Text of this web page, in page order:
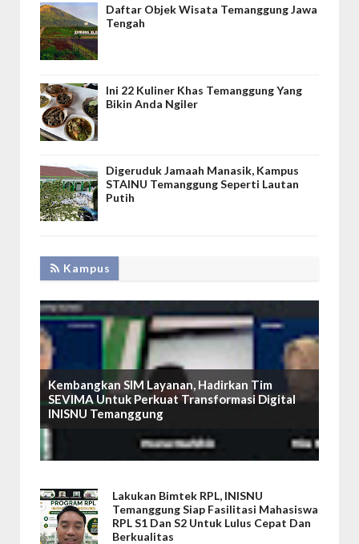
Daftar Objek Wisata Temanggung Jawa
Tengah
Ini 22 Kuliner Khas Temanggung Yang
Bikin Anda Ngiler
Digeruduk Jamaah Manasik, Kampus
STAINU Temanggung Seperti Lautan
Putih
Kampus
Kembangkan SIM Layanan, Hadirkan Tim
SEVIMA Untuk Perkuat Transformasi Digital
INISNU Temanggung
Lakukan Bimtek RPL, INISNU
Temanggung Siap Fasilitasi Mahasiswa
RPL S1 Dan S2 Untuk Lulus Cepat Dan
Berkualitas